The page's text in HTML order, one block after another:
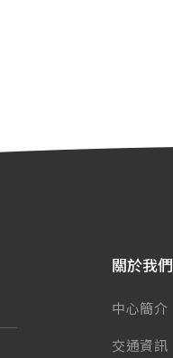
關於我們
中心簡介
交通資訊